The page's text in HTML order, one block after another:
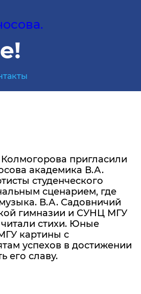
пригласили
академика В.А.
студенческого
сценарием, где
В.А. Садовничий
гимназии и СУНЦ МГУ
стихи. Юные
картины с
успехов в достижении
его славу.